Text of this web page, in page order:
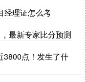
经理证怎么考
最新专家比分预测
3800点！发生了什